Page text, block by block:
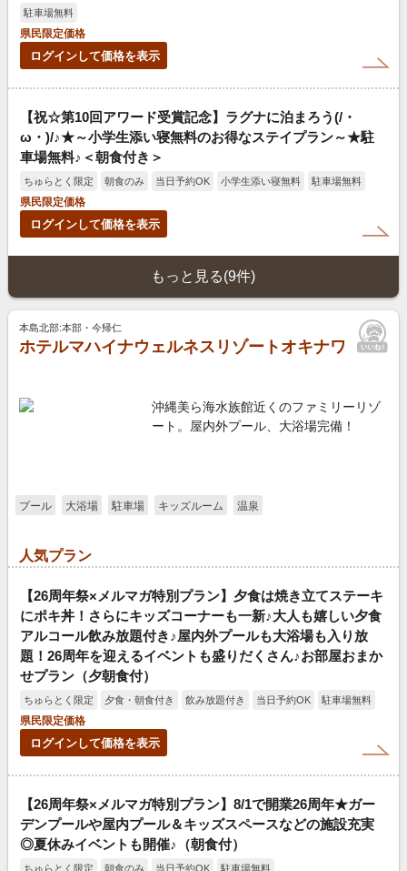
駐車場無料
県民限定価格
ログインして価格を表示
【祝☆第10回アワード受賞記念】ラグナに泊まろう(/・
ω・)/♪★～小学生添い寝無料のお得なステイプラン～★駐
車場無料♪＜朝食付き＞
ちゅらとく限定 朝食のみ 当日予約OK 小学生添い寝無料
駐車場無料
県民限定価格
ログインして価格を表示
もっと見る(9件)
本島北部:本部・今帰仁
ホテルマハイナウェルネスリゾートオキナワ
沖縄美ら海水族館近くのファミリーリゾ
ート。屋内外プール、大浴場完備！
プール 大浴場 駐車場 キッズルーム 温泉
人気プラン
【26周年祭×メルマガ特別プラン】夕食は焼き立てステーキ
にポキ丼！さらにキッズコーナーも一新♪大人も嬉しい夕食
アルコール飲み放題付き♪屋内外プールも大浴場も入り放
題！26周年を迎えるイベントも盛りだくさん♪お部屋おまか
せプラン（夕朝食付）
ちゅらとく限定 夕食・朝食付き 飲み放題付き 当日予約OK
駐車場無料
県民限定価格
ログインして価格を表示
【26周年祭×メルマガ特別プラン】8/1で開業26周年★ガー
デンプールや屋内プール＆キッズスペースなどの施設充実
◎夏休みイベントも開催♪（朝食付）
ちゅらとく限定 朝食のみ 当日予約OK
駐車場無料